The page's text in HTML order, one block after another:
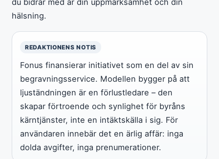
hälsning.
REDAKTIONENS NOTIS
Fonus finansierar initiativet som en del av sin
begravningsservice. Modellen bygger på att
ljuständningen är en förlustledare – den
skapar förtroende och synlighet för byråns
kärntjänster, inte en intäktskälla i sig. För
användaren innebär det en ärlig affär: inga
dolda avgifter, inga prenumerationer.